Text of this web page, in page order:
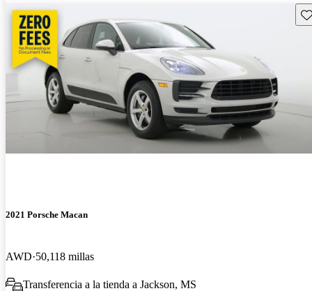
2021 Porsche Macan
AWD 50,118 millas
Transferencia a la tienda a Jackson, MS